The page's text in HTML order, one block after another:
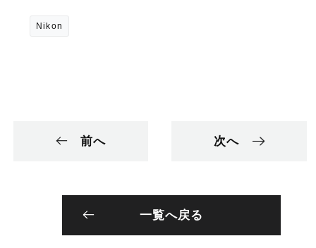
Nikon
前へ 次へ
一覧へ戻る